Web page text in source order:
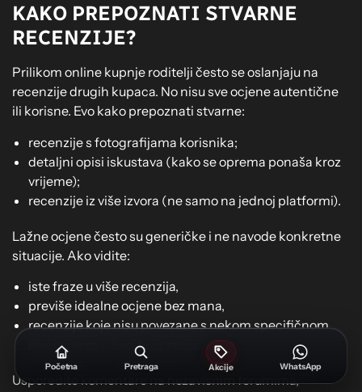
KAKO PREPOZNATI STVARNE
RECENZIJE?
Prilikom online kupnje roditelji često se oslanjaju na
recenzije drugih kupaca. No nisu sve ocjene autentične
ili korisne. Evo kako prepoznati stvarne:
recenzije s fotografijama korisnika;
detaljni opisi iskustava (kako se oprema ponaša kroz
vrijeme);
recenzije iz više izvora (ne samo na jednoj platformi).
Lažne ocjene često su generičke i ne navode konkretne
situacije. Ako vidite:
iste fraze u više recenzija,
previše idealne ocjene bez mana,
recenzije koje nisu povezane s nekom specifičnom
disciplinom – budite oprezni.
Usporedite komentare na nezavisnim forumima,
Početna Pretraga Akcije WhatsApp